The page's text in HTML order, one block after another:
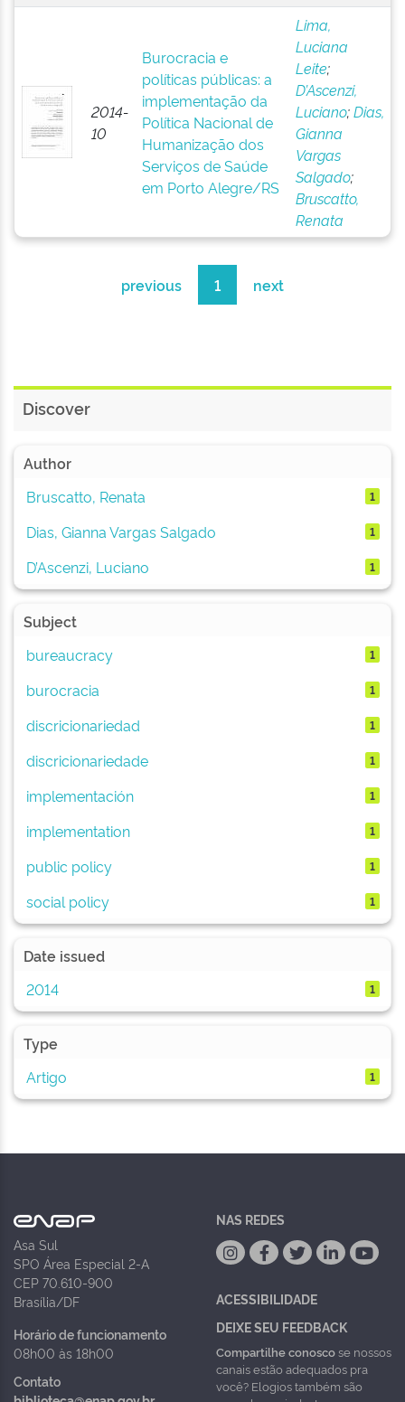
2014-
10
Burocracia e
políticas públicas: a
implementação da
Política Nacional de
Humanização dos
Serviços de Saúde
em Porto Alegre/RS
Lima,
Luciana
Leite;
D’Ascenzi,
Luciano;Dias,
Gianna
Vargas
Salgado;
Bruscatto,
Renata
previous 1 next
Discover
Author
Bruscatto, Renata
1
Dias, Gianna Vargas Salgado 1
D’Ascenzi, Luciano 1
Subject
bureaucracy
1
burocracia 1
discricionariedad 1
discricionariedade 1
implementación 1
implementation 1
public policy 1
social policy 1
Date issued
2014
1
Type
Artigo
1
Asa Sul
SPO Área Especial 2-A
CEP 70.610-900
Brasília/DF
Horário de funcionamento
08h00 às 18h00
Contato
NAS REDES
ACESSIBILIDADE
DEIXE SEU FEEDBACK
Compartilhe conoscose nossos
canais estão adequados pra
você? Elogios também são